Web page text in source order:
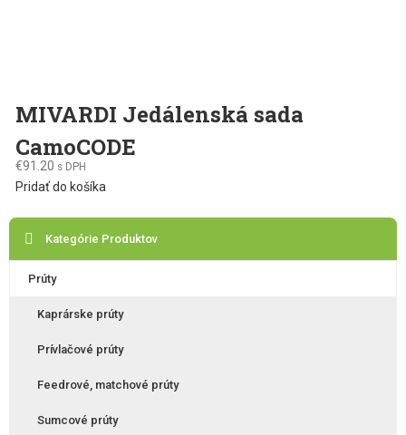
MIVARDI Jedálenská sada
CamoCODE
€91.20 s DPH
Pridať do košíka
Kategórie Produktov
Prúty
Kaprárske prúty
Prívlačové prúty
Feedrové, matchové prúty
Sumcové prúty